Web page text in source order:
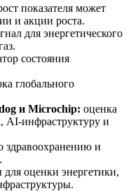
показателя может
и акции роста.
для энергетического
состояния
глобального
и Microchip: оценка
AI-инфраструктуру и
здравоохранению и
оценки энергетики,